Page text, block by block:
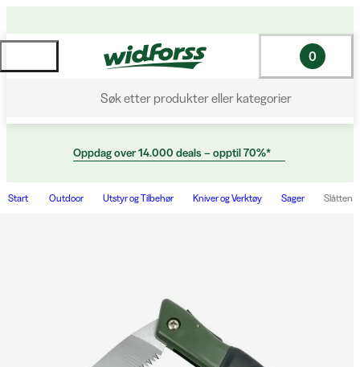
Søk etter produkter eller kategorier
0
Oppdag over 14.000 deals – opptil 70%*
Start Outdoor Utstyr og Tilbehør Kniver og Verktøy Sager Slåtten